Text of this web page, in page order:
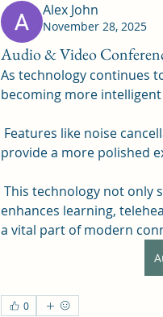
Alex John
November 28, 2025
Audio & Video
As technology continues
becoming more
provide a more polished
enhances learning,
a vital part of modern
0